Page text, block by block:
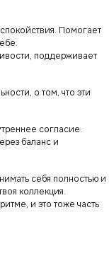
Помогает
поддерживает
о том, что эти
согласие.
баланс и
себя полностью и
коллекция.
и это тоже часть